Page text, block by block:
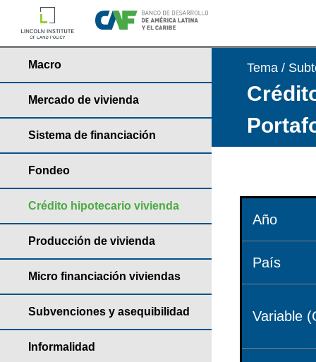
Macro
Mercado de vivienda
Sistema de financiación
Fondeo
Crédito hipotecario vivienda
Producción de vivienda
Micro financiación viviendas
Subvenciones y asequibilidad
Informalidad
Tema /
Año
País
Variable